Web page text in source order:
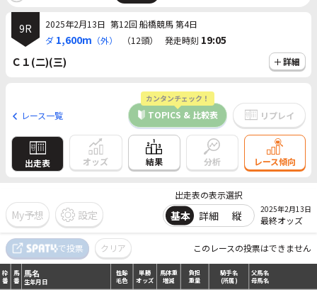
9R 2025年2月13日 第12回 船橋競馬 第4日
ダ 1,600m （外） （12頭） 発走時刻 19:05
Ｃ１(二)(三)
詳細
レース一覧
カンタンチェック！
TOPICS & 比較表 リプレイ
出走表 オッズ 結果 分析 レース傾向
で投票 クリア このレースの投票はできません
My予想 設定
出走表の表示選択
基本 詳細 縦 2025年2月13日
最終オッズ
枠
番
馬
番
馬名
性齢
毛色
負担
重量
騎手名
(所属)
父馬名
母馬名
枠
番
馬
番
馬名
生年月日
性齢
毛色
単勝
オッズ
馬体重
増減
負担
重量
騎手名
(所属)
父馬名
母馬名